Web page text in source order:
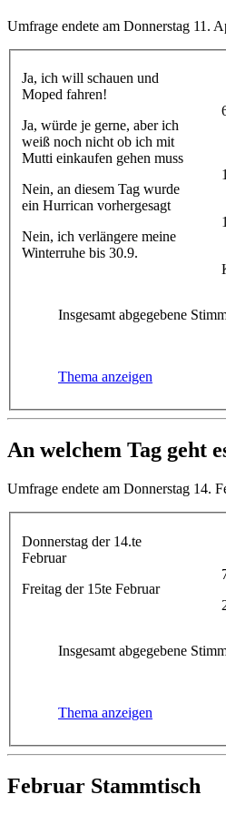
Umfrage endete am Donnerstag 11.
Ja, ich will schauen und
Moped fahren!
Ja, würde je gerne, aber ich
weiß noch nicht ob ich mit
Mutti einkaufen gehen muss
Nein, an diesem Tag wurde
ein Hurrican vorhergesagt
Nein, ich verlängere meine
Winterruhe bis 30.9.
Insgesamt abgegebene
Thema anzeigen
An welchem Tag geht
Umfrage endete am Donnerstag 14.
Donnerstag der 14.te
Februar
Freitag der 15te Februar
Insgesamt abgegebene
Thema anzeigen
Februar Stammtisch